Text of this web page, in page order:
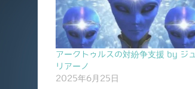
アークトゥルスの対紛争支援 by ジュ
リアーノ
2025年6月25日